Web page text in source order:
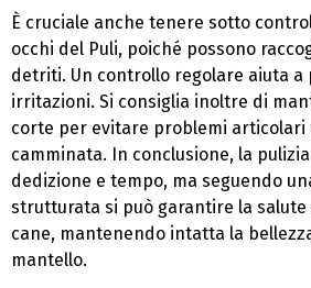
È cruciale anche tenere sotto
occhi del Puli, poiché possono
detriti. Un controllo regolare aiuta
irritazioni. Si consiglia inoltre di
corte per evitare problemi articolari
camminata. In conclusione, la
dedizione e tempo, ma seguendo
strutturata si può garantire la salute
cane, mantenendo intatta la
mantello.